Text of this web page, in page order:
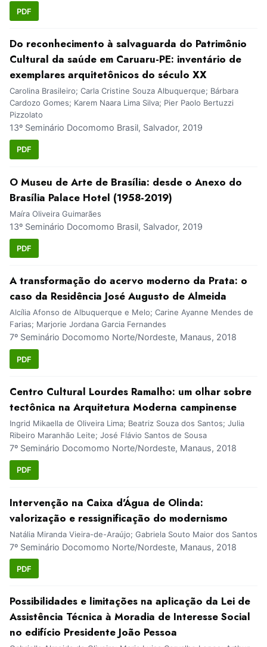
PDF
Do reconhecimento à salvaguarda do Patrimônio
Cultural da saúde em Caruaru-PE: inventário de
exemplares arquitetônicos do século XX
Carolina Brasileiro; Carla Cristine Souza Albuquerque; Bárbara
Cardozo Gomes; Karem Naara Lima Silva; Pier Paolo Bertuzzi
Pizzolato
13º Seminário Docomomo Brasil, Salvador, 2019
PDF
O Museu de Arte de Brasília: desde o Anexo do
Brasília Palace Hotel (1958-2019)
Maíra Oliveira Guimarães
13º Seminário Docomomo Brasil, Salvador, 2019
PDF
A transformação do acervo moderno da Prata: o
caso da Residência José Augusto de Almeida
Alcília Afonso de Albuquerque e Melo; Carine Ayanne Mendes de
Farias; Marjorie Jordana Garcia Fernandes
7º Seminário Docomomo Norte/Nordeste, Manaus, 2018
PDF
Centro Cultural Lourdes Ramalho: um olhar sobre
tectônica na Arquitetura Moderna campinense
Ingrid Mikaella de Oliveira Lima; Beatriz Souza dos Santos; Julia
Ribeiro Maranhão Leite; José Flávio Santos de Sousa
7º Seminário Docomomo Norte/Nordeste, Manaus, 2018
PDF
Intervenção na Caixa d'Água de Olinda:
valorização e ressignificação do modernismo
Natália Miranda Vieira-de-Araújo; Gabriela Souto Maior dos Santos
7º Seminário Docomomo Norte/Nordeste, Manaus, 2018
PDF
Possibilidades e limitações na aplicação da Lei de
Assistência Técnica à Moradia de Interesse Social
no edifício Presidente João Pessoa